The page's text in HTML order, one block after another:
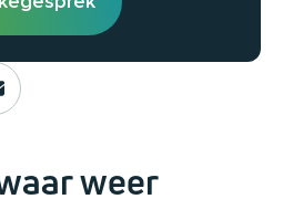
weer